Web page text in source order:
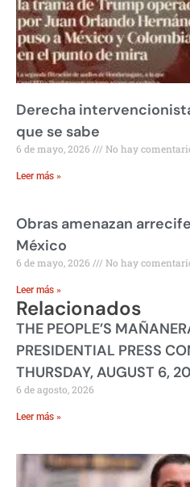
Derecha
que se sabe
6 de mayo, 2026 No hay
Leer más »
Obras amenazan
México
6 de mayo, 2026 No hay
Leer más »
Relacionados
THE PEOPLE’S
PRESIDENTIAL PRESS
THURSDAY, AUGUST 6,
6 de agosto, 2026
Leer más »